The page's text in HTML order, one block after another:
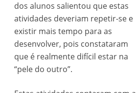
dos alunos salientou que estas
atividades deveriam repetir-se e
existir mais tempo para as
desenvolver, pois constataram
que é realmente difícil estar na
“pele do outro”.